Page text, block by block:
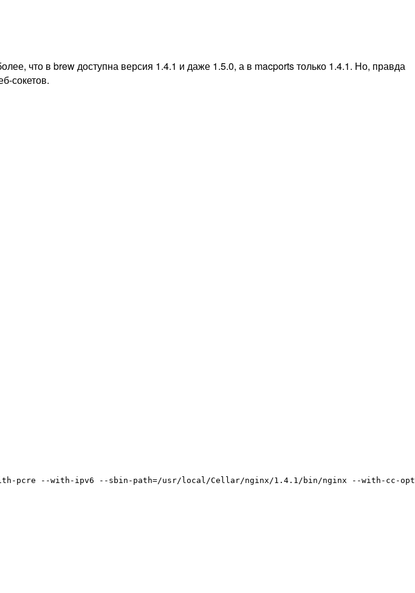
что в brew доступна версия 1.4.1 и даже 1.5.0, а в macports только 1.4.1. Но, правда
сокетов.
pcre --with-ipv6 --sbin-path=/usr/local/Cellar/nginx/1.4.1/bin/nginx --with-